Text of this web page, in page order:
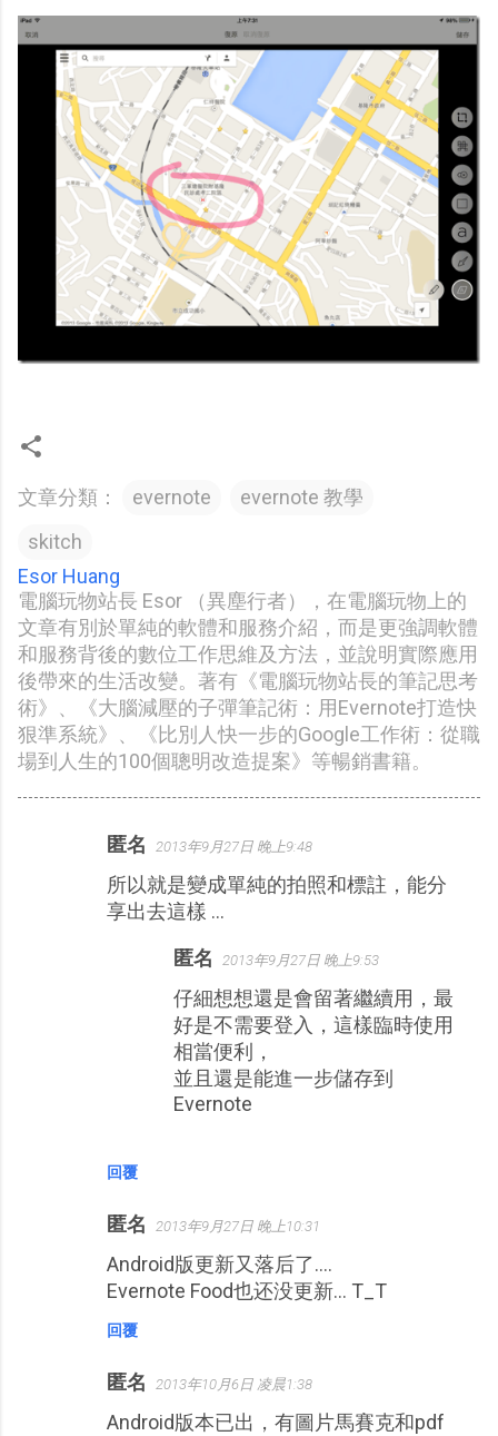
文章分類： evernote
evernote 教學
skitch
Esor Huang
電腦玩物站長 Esor （異塵行者），在電腦玩物上的
文章有別於單純的軟體和服務介紹，而是更強調軟體
和服務背後的數位工作思維及方法，並說明實際應用
後帶來的生活改變。著有《電腦玩物站長的筆記思考
術》、《大腦減壓的子彈筆記術：用Evernote打造快
狠準系統》、《比別人快一步的Google工作術：從職
場到人生的100個聰明改造提案》等暢銷書籍。
匿名 2013年9月27日 晚上9:48
所以就是變成單純的拍照和標註，能分
享出去這樣 ...
回覆
匿名 2013年9月27日 晚上9:53
仔細想想還是會留著繼續用，最
好是不需要登入，這樣臨時使用
相當便利，
並且還是能進一步儲存到
Evernote
匿名 2013年9月27日 晚上10:31
Android版更新又落后了....
Evernote Food也还没更新... T_T
回覆
匿名 2013年10月6日 凌晨1:38
Android版本已出，有圖片馬賽克和pdf